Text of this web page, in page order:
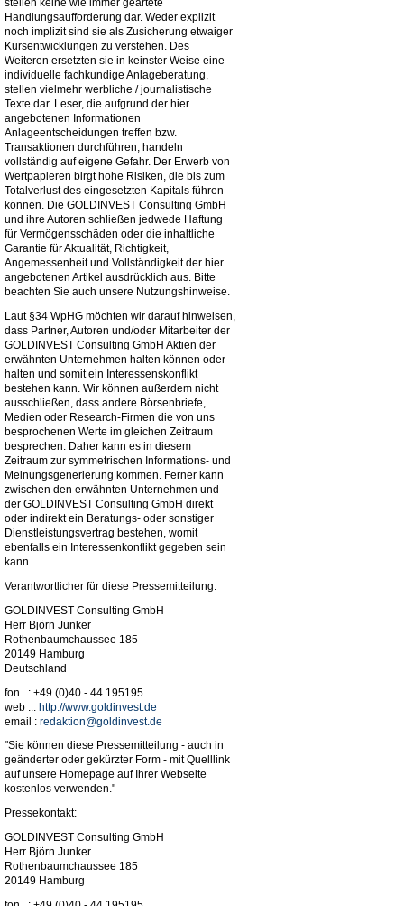
stellen keine wie immer geartete
Handlungsaufforderung dar. Weder explizit
noch implizit sind sie als Zusicherung etwaiger
Kursentwicklungen zu verstehen. Des
Weiteren ersetzten sie in keinster Weise eine
individuelle fachkundige Anlageberatung,
stellen vielmehr werbliche / journalistische
Texte dar. Leser, die aufgrund der hier
angebotenen Informationen
Anlageentscheidungen treffen bzw.
Transaktionen durchführen, handeln
vollständig auf eigene Gefahr. Der Erwerb von
Wertpapieren birgt hohe Risiken, die bis zum
Totalverlust des eingesetzten Kapitals führen
können. Die GOLDINVEST Consulting GmbH
und ihre Autoren schließen jedwede Haftung
für Vermögensschäden oder die inhaltliche
Garantie für Aktualität, Richtigkeit,
Angemessenheit und Vollständigkeit der hier
angebotenen Artikel ausdrücklich aus. Bitte
beachten Sie auch unsere Nutzungshinweise.
Laut §34 WpHG möchten wir darauf hinweisen,
dass Partner, Autoren und/oder Mitarbeiter der
GOLDINVEST Consulting GmbH Aktien der
erwähnten Unternehmen halten können oder
halten und somit ein Interessenskonflikt
bestehen kann. Wir können außerdem nicht
ausschließen, dass andere Börsenbriefe,
Medien oder Research-Firmen die von uns
besprochenen Werte im gleichen Zeitraum
besprechen. Daher kann es in diesem
Zeitraum zur symmetrischen Informations- und
Meinungsgenerierung kommen. Ferner kann
zwischen den erwähnten Unternehmen und
der GOLDINVEST Consulting GmbH direkt
oder indirekt ein Beratungs- oder sonstiger
Dienstleistungsvertrag bestehen, womit
ebenfalls ein Interessenkonflikt gegeben sein
kann.
Verantwortlicher für diese Pressemitteilung:
GOLDINVEST Consulting GmbH
Herr Björn Junker
Rothenbaumchaussee 185
20149 Hamburg
Deutschland
fon ..: +49 (0)40 - 44 195195
web ..: http://www.goldinvest.de
email : redaktion@goldinvest.de
"Sie können diese Pressemitteilung - auch in
geänderter oder gekürzter Form - mit Quelllink
auf unsere Homepage auf Ihrer Webseite
kostenlos verwenden."
Pressekontakt:
GOLDINVEST Consulting GmbH
Herr Björn Junker
Rothenbaumchaussee 185
20149 Hamburg